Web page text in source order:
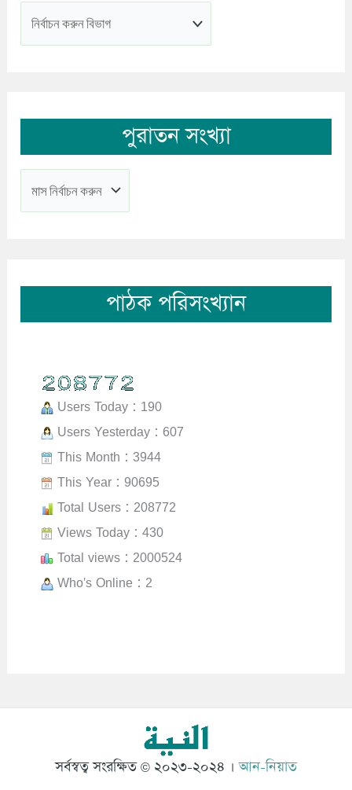
পুরাতন সংখ্যা
পাঠক পরিসংখ্যান
Users Today : 190
Users Yesterday : 607
This Month : 3944
This Year : 90695
Total Users : 208772
Views Today : 430
Total views : 2000524
Who's Online : 2
সর্বস্বত্ব সংরক্ষিত © ২০২৩-২০২৪ ।আন-নিয়াত